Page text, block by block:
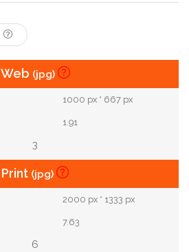
Web (jpg)
1000 px * 667 px
1.91
3
Print (jpg)
2000 px * 1333 px
7.63
6